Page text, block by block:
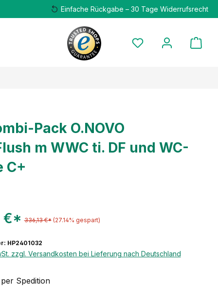
Einfache Rückgabe – 30 Tage Widerrufsrecht
Pack O.NOVO
m WWC ti. DF und WC-
C+
€* 336,13 €* (27.14% gespart)
HP2401032
zzgl. Versandkosten bei Lieferung nach Deutschland
Spedition